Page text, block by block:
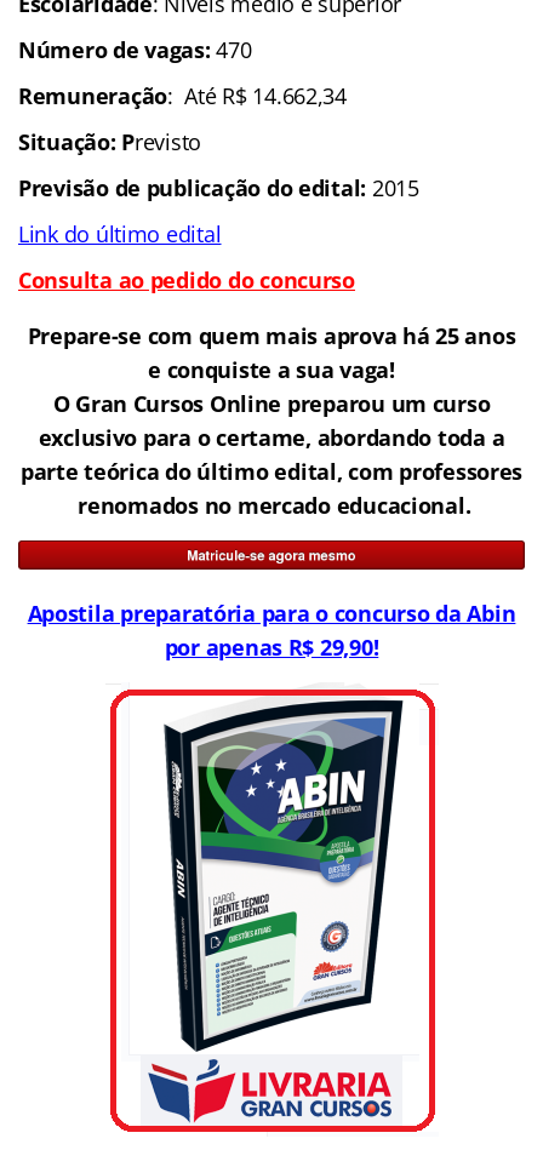
Número de vagas: 470
Remuneração: Até R$ 14.662,34
Situação: Previsto
Previsão de publicação do edital: 2015
Link do último edital
Consulta ao pedido do concurso
Prepare-se com quem mais aprova há 25 anos
e conquiste a sua vaga!
O Gran Cursos Online preparou um curso
exclusivo para o certame, abordando toda a
parte teórica do último edital, com professores
renomados no mercado educacional.
Apostila preparatória para o concurso da Abin
por apenas R$ 29,90!